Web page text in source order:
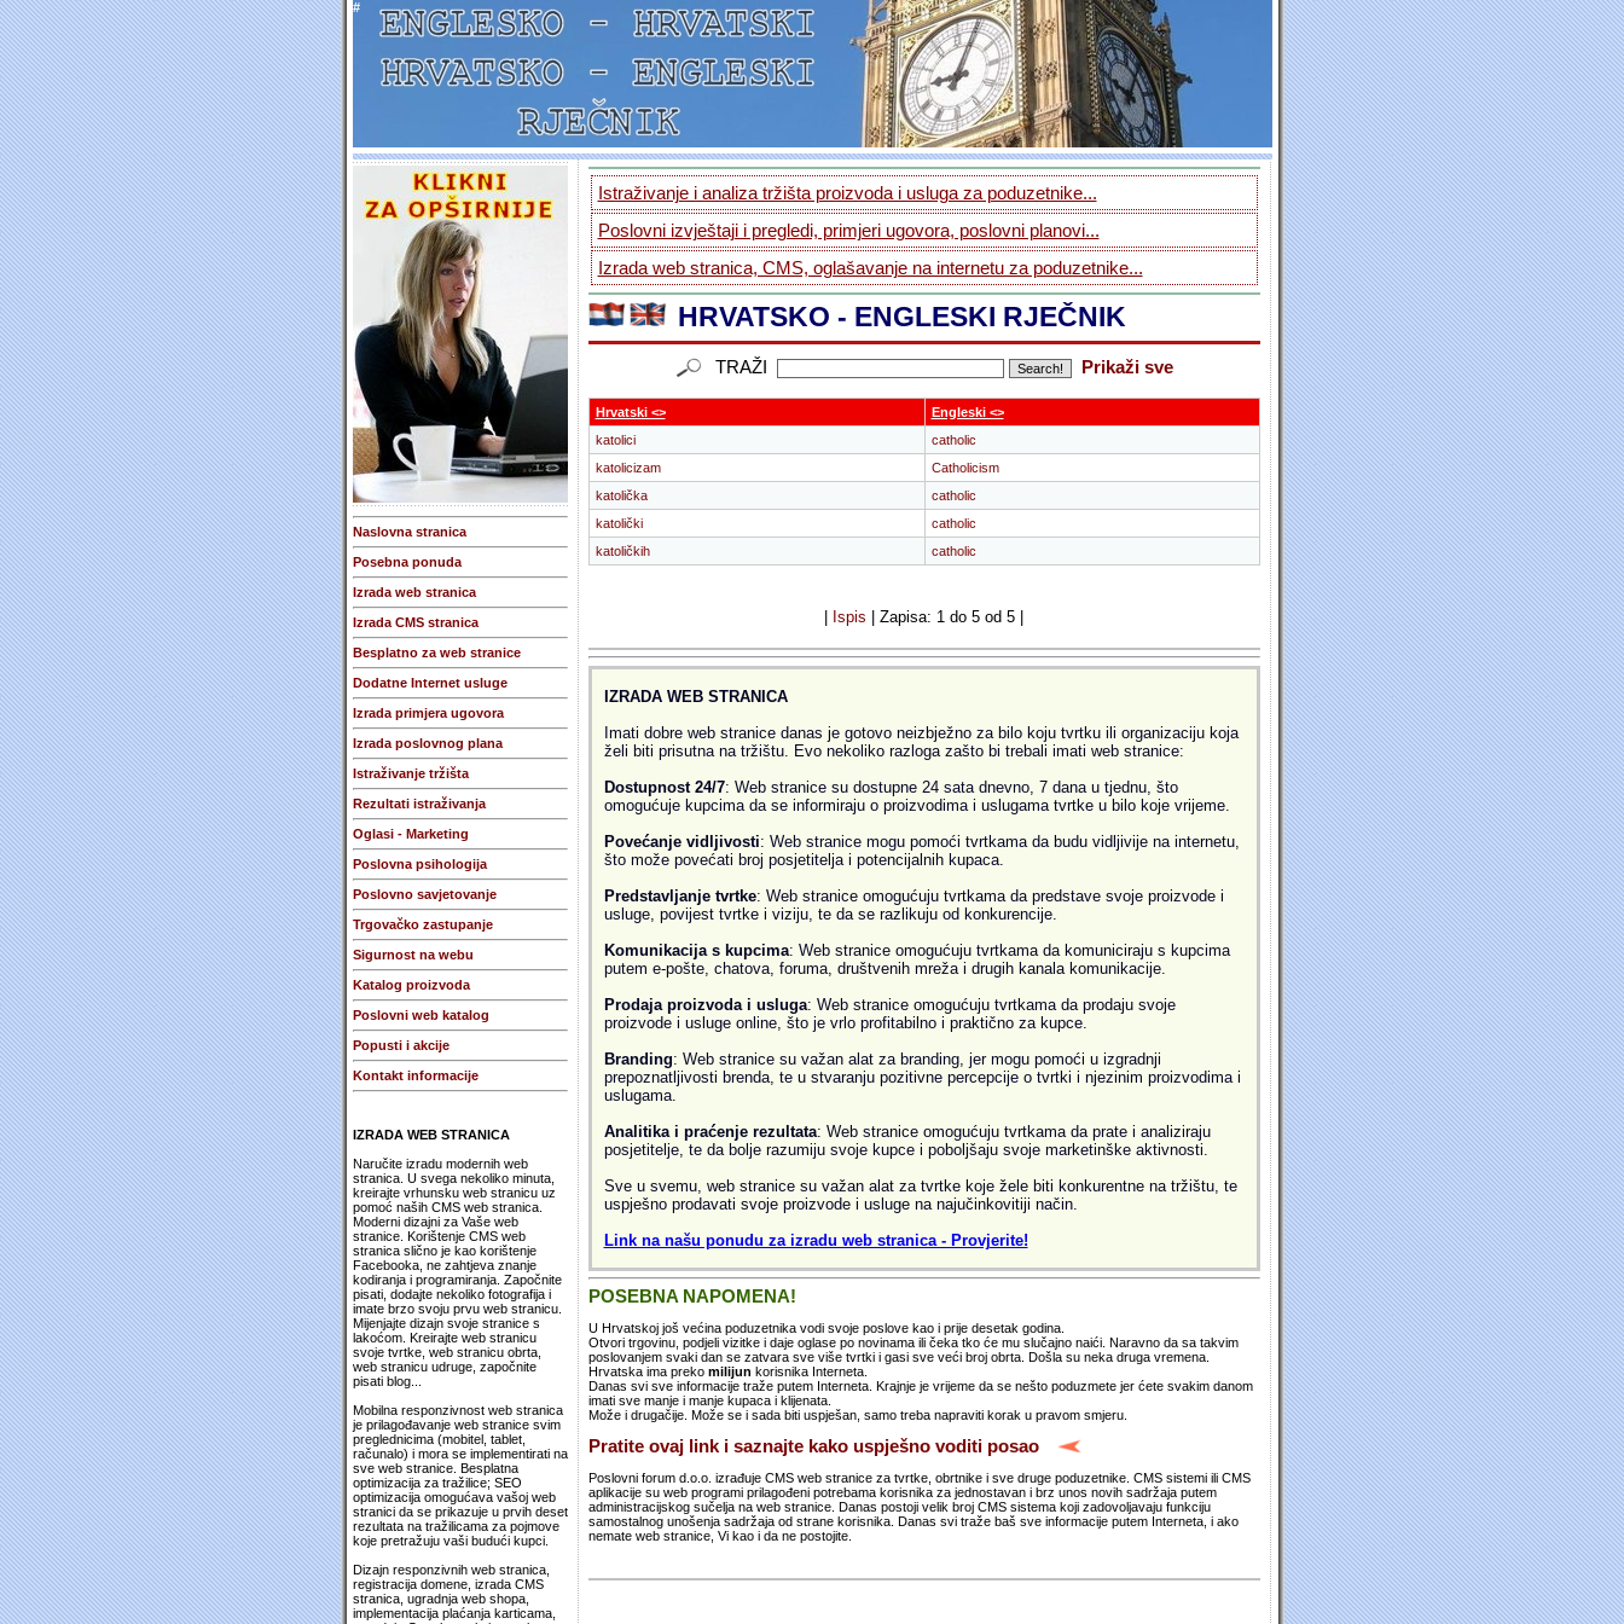
#
Naslovna stranica
Posebna ponuda
Izrada web stranica
Izrada CMS stranica
Besplatno za web stranice
Dodatne Internet usluge
Izrada primjera ugovora
Izrada poslovnog plana
Istraživanje tržišta
Rezultati istraživanja
Oglasi - Marketing
Poslovna psihologija
Poslovno savjetovanje
Trgovačko zastupanje
Sigurnost na webu
Katalog proizvoda
Poslovni web katalog
Popusti i akcije
Kontakt informacije
IZRADA WEB STRANICA
Naručite izradu modernih web
stranica. U svega nekoliko minuta,
kreirajte vrhunsku web stranicu uz
pomoć naših CMS web stranica.
Moderni dizajni za Vaše web
stranice. Korištenje CMS web
stranica slično je kao korištenje
Facebooka, ne zahtjeva znanje
kodiranja i programiranja. Započnite
pisati, dodajte nekoliko fotografija i
imate brzo svoju prvu web stranicu.
Mijenjajte dizajn svoje stranice s
lakoćom. Kreirajte web stranicu
svoje tvrtke, web stranicu obrta,
web stranicu udruge, započnite
pisati blog...
Mobilna responzivnost web stranica
je prilagođavanje web stranice svim
preglednicima (mobitel, tablet,
računalo) i mora se implementirati na
sve web stranice. Besplatna
optimizacija za tražilice; SEO
optimizacija omogućava vašoj web
stranici da se prikazuje u prvih deset
rezultata na tražilicama za pojmove
koje pretražuju vaši budući kupci.
Dizajn responzivnih web stranica,
registracija domene, izrada CMS
stranica, ugradnja web shopa,
implementacija plaćanja karticama,
Istraživanje i analiza tržišta proizvoda i usluga za poduzetnike...
Poslovni izvještaji i pregledi, primjeri ugovora, poslovni planovi...
Izrada web stranica, CMS, oglašavanje na internetu za poduzetnike...
HRVATSKO - ENGLESKI RJEČNIK
TRAŽI Prikaži sve
Hrvatski <>
Engleski <>
katolici
catholic
katolicizam
Catholicism
katolička
catholic
katolički
catholic
katoličkih
catholic
Ispis | Zapisa: 1 do 5 od 5 |
IZRADA WEB STRANICA
Imati dobre web stranice danas je gotovo neizbježno za bilo koju tvrtku ili organizaciju koja
želi biti prisutna na tržištu. Evo nekoliko razloga zašto bi trebali imati web stranice:
Dostupnost 24/7: Web stranice su dostupne 24 sata dnevno, 7 dana u tjednu, što
omogućuje kupcima da se informiraju o proizvodima i uslugama tvrtke u bilo koje vrijeme.
Povećanje vidljivosti: Web stranice mogu pomoći tvrtkama da budu vidljivije na internetu,
što može povećati broj posjetitelja i potencijalnih kupaca.
Predstavljanje tvrtke: Web stranice omogućuju tvrtkama da predstave svoje proizvode i
usluge, povijest tvrtke i viziju, te da se razlikuju od konkurencije.
Komunikacija s kupcima: Web stranice omogućuju tvrtkama da komuniciraju s kupcima
putem e-pošte, chatova, foruma, društvenih mreža i drugih kanala komunikacije.
Prodaja proizvoda i usluga: Web stranice omogućuju tvrtkama da prodaju svoje
proizvode i usluge online, što je vrlo profitabilno i praktično za kupce.
Branding: Web stranice su važan alat za branding, jer mogu pomoći u izgradnji
prepoznatljivosti brenda, te u stvaranju pozitivne percepcije o tvrtki i njezinim proizvodima i
uslugama.
Analitika i praćenje rezultata: Web stranice omogućuju tvrtkama da prate i analiziraju
posjetitelje, te da bolje razumiju svoje kupce i poboljšaju svoje marketinške aktivnosti.
Sve u svemu, web stranice su važan alat za tvrtke koje žele biti konkurentne na tržištu, te
uspješno prodavati svoje proizvode i usluge na najučinkovitiji način.
Link na našu ponudu za izradu web stranica - Provjerite!
POSEBNA NAPOMENA!
U Hrvatskoj još većina poduzetnika vodi svoje poslove kao i prije desetak godina.
Otvori trgovinu, podjeli vizitke i daje oglase po novinama ili čeka tko će mu slučajno naići. Naravno da sa takvim
poslovanjem svaki dan se zatvara sve više tvrtki i gasi sve veći broj obrta. Došla su neka druga vremena.
Hrvatska ima preko milijun korisnika Interneta.
Danas svi sve informacije traže putem Interneta. Krajnje je vrijeme da se nešto poduzmete jer ćete svakim danom
imati sve manje i manje kupaca i klijenata.
Može i drugačije. Može se i sada biti uspješan, samo treba napraviti korak u pravom smjeru.
Pratite ovaj link i saznajte kako uspješno voditi posao
Poslovni forum d.o.o. izrađuje CMS web stranice za tvrtke, obrtnike i sve druge poduzetnike. CMS sistemi ili CMS
aplikacije su web programi prilagođeni potrebama korisnika za jednostavan i brz unos novih sadržaja putem
administracijskog sučelja na web stranice. Danas postoji velik broj CMS sistema koji zadovoljavaju funkciju
samostalnog unošenja sadržaja od strane korisnika. Danas svi traže baš sve informacije putem Interneta, i ako
nemate web stranice, Vi kao i da ne postojite.